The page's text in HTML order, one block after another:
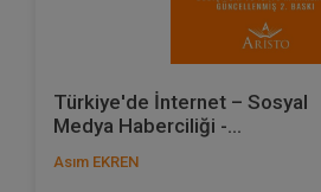
Türkiye'de İnternet – Sosyal
Medya Haberciliği -...
Asım EKREN